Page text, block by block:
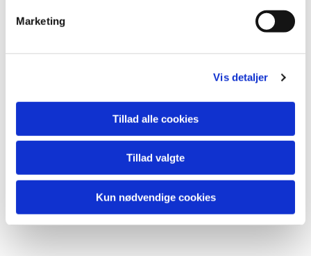
Marketing
Vis detaljer
Tillad alle cookies
Tillad valgte
Kun nødvendige cookies